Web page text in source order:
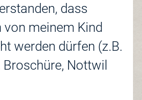
dass
meinem Kind
werden dürfen (z.B.
Nottwil